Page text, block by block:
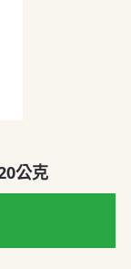
公克